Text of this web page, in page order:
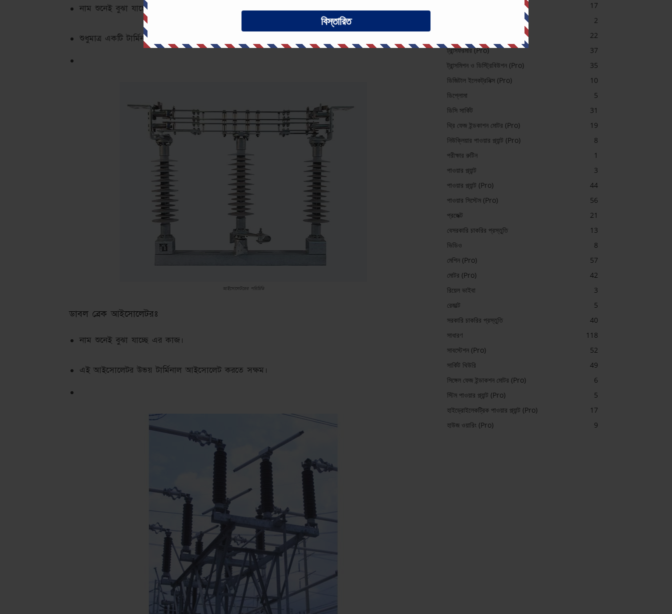
বিস্তারিত
নাম শুনেই বুঝা যাচ্ছে এই আইসোলেটরের পরিচয়
শুধুমাত্র একটি টার্মিনাল আইসোলেট করতে পারে। তাই এর নাম সিংগেল ব্রেক আইসোলেটর।
আইসোলেটরের পরিচিতি
ডাবল ব্রেক আইসোলেটরঃ
নাম শুনেই বুঝা যাচ্ছে এর কাজ।
এই আইসোলেটর উভয় টার্মিনাল আইসোলেট করতে সক্ষম।
17
2
22
ট্রান্সফরমার (Pro)
37
ট্রান্সমিশন ও ডিস্ট্রিবিউশন (Pro)
35
ডিজিটাল ইলেকট্রনিক্স (Pro)
10
ডিপ্লোমা
5
ডিসি সার্কিট
31
থ্রি ফেজ ইন্ডকাশন মোটর (Pro)
19
নিউক্লিয়ার পাওয়ার প্ল্যান্ট (Pro)
8
পরীক্ষার রুটিন
1
পাওয়ার প্ল্যান্ট
3
পাওয়ার প্ল্যান্ট (Pro)
44
পাওয়ার সিস্টেম (Pro)
56
প্রজেক্ট
21
বেসরকারি চাকরির প্রস্তুতি
13
ভিডিও
8
মেশিন (Pro)
57
মোটর (Pro)
42
রিয়েল ভাইবা
3
রেজাল্ট
5
সরকারি চাকরির প্রস্তুতি
40
সাধারণ
118
সাবস্টেশন (Pro)
52
সার্কিট থিউরি
49
সিঙ্গেল ফেজ ইন্ডাকশন মোটর (Pro)
6
স্টিম পাওয়ার প্ল্যান্ট (Pro)
5
হাইড্রোইলেকট্রিক পাওয়ার প্ল্যান্ট (Pro)
17
হাউজ ওয়ারিং (Pro)
9